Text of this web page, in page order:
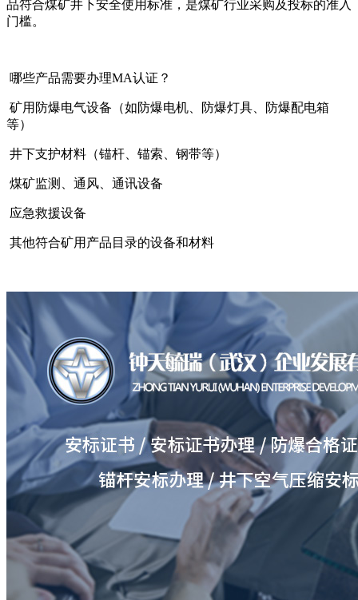
品符合煤矿井下安全使用标准，是煤矿行业采购及投标的准入
门槛。
哪些产品需要办理MA认证？
矿用防爆电气设备（如防爆电机、防爆灯具、防爆配电箱
等）
井下支护材料（锚杆、锚索、钢带等）
煤矿监测、通风、通讯设备
应急救援设备
其他符合矿用产品目录的设备和材料